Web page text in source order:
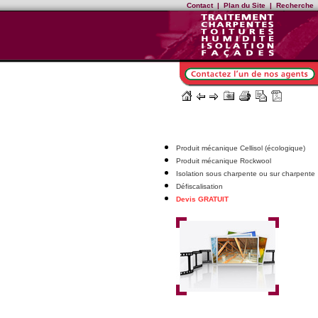
Contact| Plan du Site | Recherche
Produit mécanique Cellisol (écologique)
Produit mécanique Rockwool
Isolation sous charpente ou sur charpente
Défiscalisation
Devis GRATUIT